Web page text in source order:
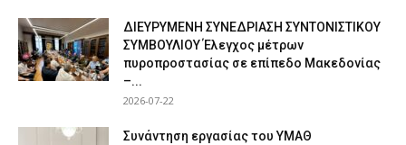
ΔΙΕΥΡΥΜΕΝΗ ΣΥΝΕΔΡΙΑΣΗ ΣΥΝΤΟΝΙΣΤΙΚΟΥ
ΣΥΜΒΟΥΛΙΟΥ Έλεγχος μέτρων
πυροπροστασίας σε επίπεδο Μακεδονίας
–...
2026-07-22
Συνάντηση εργασίας του ΥΜΑΘ